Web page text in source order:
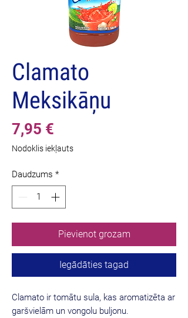
Clamato
Meksikāņu
7,95 €
Nodoklis iekļauts
Daudzums *
Pievienot grozam
Iegādāties tagad
Clamato ir tomātu sula, kas aromatizēta ar
garšvielām un vongolu buljonu.